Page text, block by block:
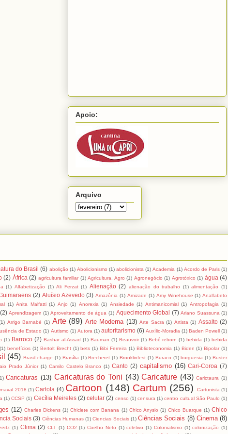
Apoio:
Arquivo
do Brasil (6) abolição (1) Abolicionismo (1) abolicionista (1) Academia (1) Acordo de Paris (1)
(2) África (2) agricultura familiar (1) Agricultura. Agro (1) Agronegócio (1) Agrotóxico (1) água (4)
(1) Alfabetização (1) Ali Ferzat (1) Alienação (2) alienação do trabalho (1) alimentação (1)
(2) Aluísio Azevedo (3) Amazônia (1) Amizade (1) Amy Winehouse (1) Analfabeto
(1) Anita Malfatti (1) Anjo (1) Anorexia (1) Ansiedade (1) Antimanicomial (1) Antropofagia (1)
(2) Aprendizagem (1) Aproveitamento de água (1) Aquecimento Global (7) Ariano Suassuna (1)
Arrigo Barnabé (1) Arte (89) Arte Moderna (13) Arte Sacra (1) Artista (1) Assalto (2)
de Estado (1) Autismo (1) Autora (1) autoritarismo (6) Auxílio-Moradia (1) Baden Powell (1)
(1) Barroco (2) Bashar al-Assad (1) Bauman (1) Beauvoir (1) Bebê reborn (1) bebida (1) bebida
(1) benefícios (1) Bertolt Brecht (1) bets (1) Bibi Ferreira (1) Biblioteconomia (1) Biden (1) Bipolar (1)
(45) Brasil charge (1) Brasília (1) Brecheret (1) Brooklinfest (1) Buraco (1) burguesia (1) Buster
Prado Júnior (1) Camilo Castelo Branco (1) Canto (2) capitalismo (16) Cari-Coroa (7)
Caricaturas (13) Caricaturas do Toni (43) Caricature (43) Carictaura (1)
2018 (1) Cartola (4) Cartoon (148) Cartum (256) Cartunista (1)
(1) CCSP (1) Cecília Meireles (2) celular (2) censo (1) censura (1) centro cultual São Paulo (1)
(12) Charles Dickens (1) Chiclete com Banana (1) Chico Anysio (1) Chico Buarque (1) Chico
Sociais (3) Ciências Humanas (1) Ciencias Sociais (1) Ciências Sociais (8) Cinema (8)
(1) Clima (2) CLT (1) CO2 (1) Coelho Neto (1) coletivo (1) Colonialismo (1) colonização (1)